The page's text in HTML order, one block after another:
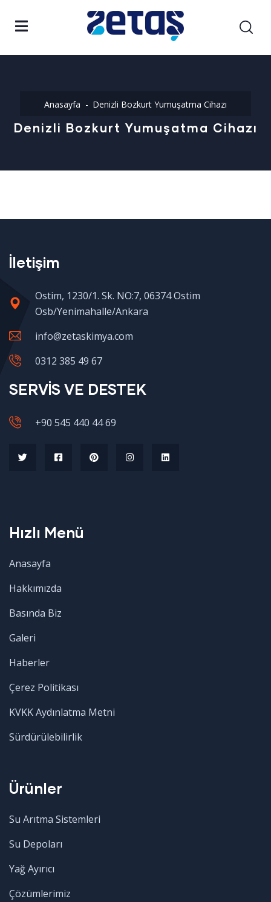
Anasayfa Denizli Bozkurt Yumuşatma Cihazı
Denizli Bozkurt Yumuşatma Cihazı
İletişim
Ostim, 1230/1. Sk. NO:7, 06374 Ostim
Osb/Yenimahalle/Ankara
info@zetaskimya.com
0312 385 49 67
SERVİS VE DESTEK
+90 545 440 44 69
Hızlı Menü
Anasayfa
Hakkımızda
Basında Biz
Galeri
Haberler
Çerez Politikası
KVKK Aydınlatma Metni
Sürdürülebilirlik
Ürünler
Su Arıtma Sistemleri
Su Depoları
Yağ Ayırıcı
Çözümlerimiz